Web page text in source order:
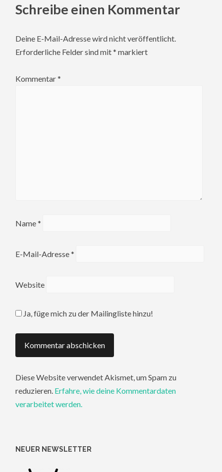
Schreibe einen Kommentar
Deine E-Mail-Adresse wird nicht veröffentlicht.
Erforderliche Felder sind mit* markiert
Kommentar*
Name*
E-Mail-Adresse*
Website
Ja, füge mich zu der Mailingliste hinzu!
Diese Website verwendet Akismet, um Spam zu
reduzieren. Erfahre, wie deine Kommentardaten
verarbeitet werden.
NEUER NEWSLETTER